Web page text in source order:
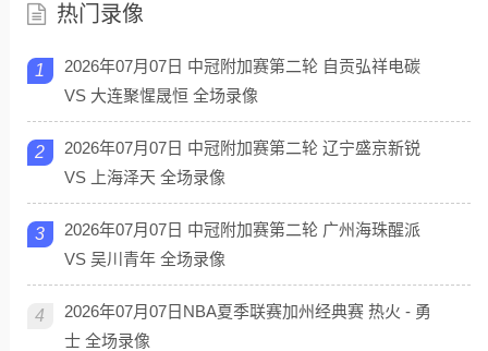
热门录像
1
2026年07月07日 中冠附加赛第二轮 自贡弘祥电碳
VS 大连聚惺晟恒 全场录像
2
2026年07月07日 中冠附加赛第二轮 辽宁盛京新锐
VS 上海泽天 全场录像
3
2026年07月07日 中冠附加赛第二轮 广州海珠醒派
VS 吴川青年 全场录像
4
2026年07月07日NBA夏季联赛加州经典赛 热火 - 勇
士 全场录像